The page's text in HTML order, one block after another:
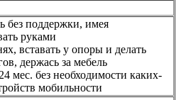
поддержки, имея
руками
вставать у опоры и делать
держась за мебель
мес. без необходимости каких-
мобильности